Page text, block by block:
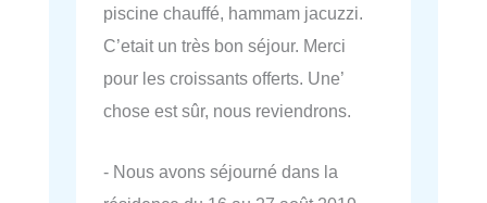
piscine chauffé, hammam jacuzzi.
C’etait un très bon séjour. Merci
pour les croissants offerts. Une’
chose est sûr, nous reviendrons.
- Nous avons séjourné dans la